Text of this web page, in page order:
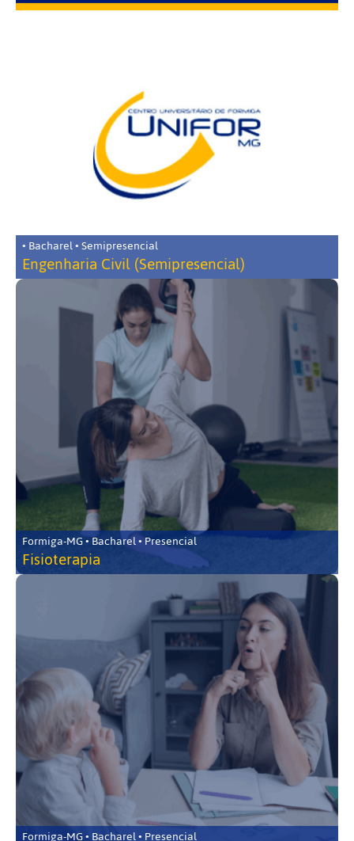
• Bacharel • Semipresencial
Engenharia Civil (Semipresencial)
Formiga-MG • Bacharel • Presencial
Fisioterapia
Formiga-MG • Bacharel • Presencial